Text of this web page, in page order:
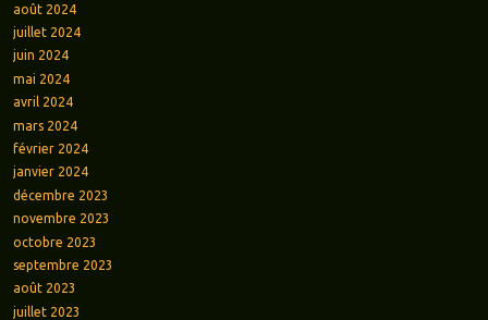
août 2024
juillet 2024
juin 2024
mai 2024
avril 2024
mars 2024
février 2024
janvier 2024
décembre 2023
novembre 2023
octobre 2023
septembre 2023
août 2023
juillet 2023